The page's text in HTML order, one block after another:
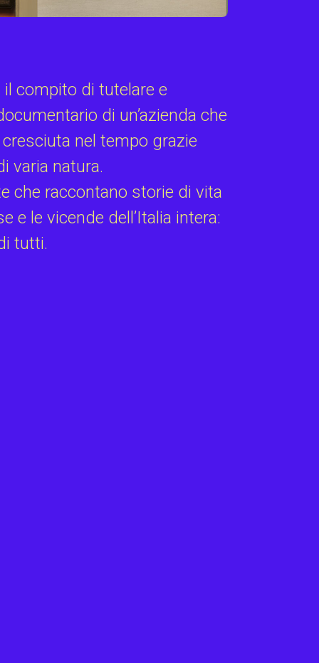
il compito di tutelare e
di un’azienda che
nel tempo grazie
varia natura.
che raccontano storie di vita
e le vicende dell’Italia intera:
tutti.